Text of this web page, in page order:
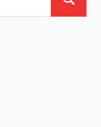
Suchen